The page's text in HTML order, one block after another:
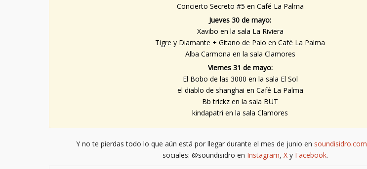
Concierto Secreto #5 en Café La Palma
Jueves 30 de mayo:
Xavibo en la sala La Riviera
Tigre y Diamante + Gitano de Palo en Café La Palma
Alba Carmona en la sala Clamores
Viernes 31 de mayo:
El Bobo de las 3000 en la sala El Sol
el diablo de shanghai en Café La Palma
Bb trickz en la sala BUT
kindapatri en la sala Clamores
Y no te pierdas todo lo que aún está por llegar durante el mes de junio en soundisidro.com
sociales: @soundisidro en Instagram, X y Facebook.